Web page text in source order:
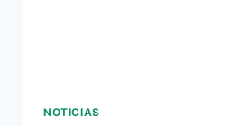
NOTICIAS